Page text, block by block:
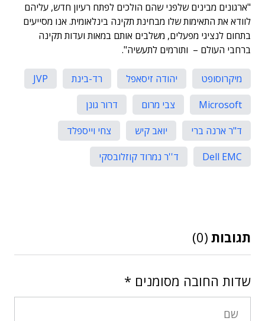
"ארגונים מבינים שלפני שהם הולכים לפתח רעיון חדש, עליהם
לוודא את התאימות שלו מבחינת תקינה בינלאומית. אנו מסייעים
בתחום לנציגי מפעלים, משלבים אותם במאות ועדות תקינה
ברחבי העולם – ותורמים לתעשיה".
מיקרוסופט יהודה זיסאפל רד-בינת
JVP
Microsoft
צבי מרום
דרור גונן
ד"ר ארנה ברי
יואב קיש
צחי וייספלד
Dell EMC
ד''ר נמרוד קוזלובסקי
תגובות (0)
שדות החובה מסומנים *